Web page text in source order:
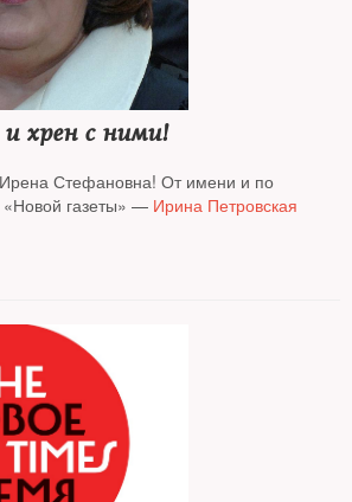
хрен с ними!
Стефановна! От имени и по
«Новой газеты» — Ирина Петровская